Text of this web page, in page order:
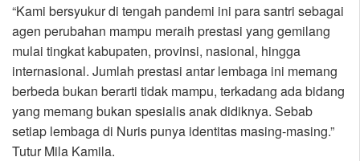
“Kami bersyukur di tengah pandemi ini para santri sebagai
agen perubahan mampu meraih prestasi yang gemilang
mulai tingkat kabupaten, provinsi, nasional, hingga
internasional. Jumlah prestasi antar lembaga ini memang
berbeda bukan berarti tidak mampu, terkadang ada bidang
yang memang bukan spesialis anak didiknya. Sebab
setiap lembaga di Nuris punya identitas masing-masing.”
Tutur Mila Kamila.